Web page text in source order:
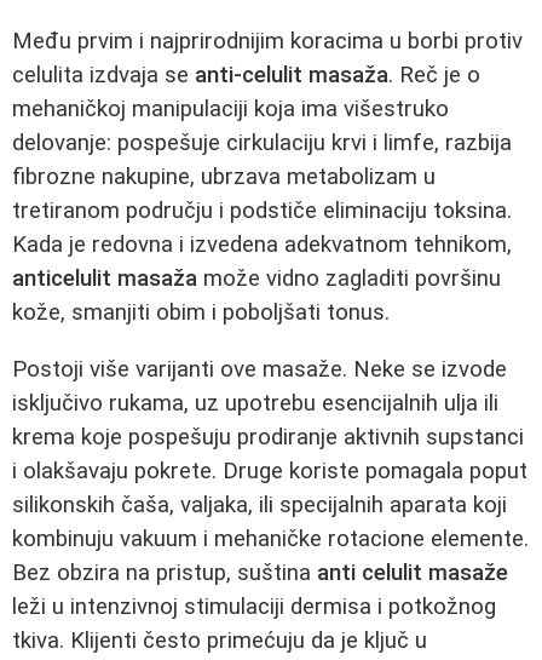
Među prvim i najprirodnijim koracima u borbi protiv
celulita izdvaja se anti-celulit masaža. Reč je o
mehaničkoj manipulaciji koja ima višestruko
delovanje: pospešuje cirkulaciju krvi i limfe, razbija
fibrozne nakupine, ubrzava metabolizam u
tretiranom području i podstiče eliminaciju toksina.
Kada je redovna i izvedena adekvatnom tehnikom,
anticelulit masaža može vidno zagladiti površinu
kože, smanjiti obim i poboljšati tonus.
Postoji više varijanti ove masaže. Neke se izvode
isključivo rukama, uz upotrebu esencijalnih ulja ili
krema koje pospešuju prodiranje aktivnih supstanci
i olakšavaju pokrete. Druge koriste pomagala poput
silikonskih čaša, valjaka, ili specijalnih aparata koji
kombinuju vakuum i mehaničke rotacione elemente.
Bez obzira na pristup, suština anti celulit masaže
leži u intenzivnoj stimulaciji dermisa i potkožnog
tkiva. Klijenti često primećuju da je ključ u